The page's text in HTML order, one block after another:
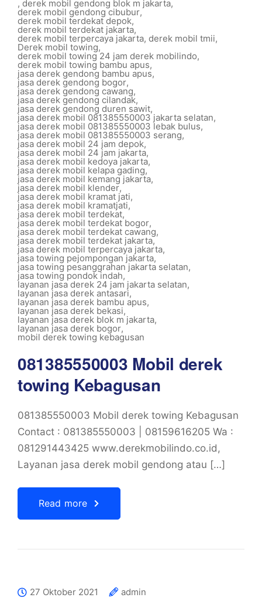
, derek mobil gendong blok m jakarta,
derek mobil gendong cibubur,
derek mobil terdekat depok,
derek mobil terdekat jakarta,
derek mobil terpercaya jakarta, derek mobil tmii,
Derek mobil towing,
derek mobil towing 24 jam derek mobilindo,
derek mobil towing bambu apus,
jasa derek gendong bambu apus,
jasa derek gendong bogor,
jasa derek gendong cawang,
jasa derek gendong cilandak,
jasa derek gendong duren sawit,
jasa derek mobil 081385550003 jakarta selatan,
jasa derek mobil 081385550003 lebak bulus,
jasa derek mobil 081385550003 serang,
jasa derek mobil 24 jam depok,
jasa derek mobil 24 jam jakarta,
jasa derek mobil kedoya jakarta,
jasa derek mobil kelapa gading,
jasa derek mobil kemang jakarta,
jasa derek mobil klender,
jasa derek mobil kramat jati,
jasa derek mobil kramatjati,
jasa derek mobil terdekat,
jasa derek mobil terdekat bogor,
jasa derek mobil terdekat cawang,
jasa derek mobil terdekat jakarta,
jasa derek mobil terpercaya jakarta,
jasa towing pejompongan jakarta,
jasa towing pesanggrahan jakarta selatan,
jasa towing pondok indah,
layanan jasa derek 24 jam jakarta selatan,
layanan jasa derek antasari,
layanan jasa derek bambu apus,
layanan jasa derek bekasi,
layanan jasa derek blok m jakarta,
layanan jasa derek bogor,
mobil derek towing kebagusan
081385550003 Mobil derek
towing Kebagusan
081385550003 Mobil derek towing Kebagusan
Contact : 081385550003 | 08159616205 Wa :
081291443425 www.derekmobilindo.co.id,
Layanan jasa derek mobil gendong atau […]
Read more
27 Oktober 2021
admin